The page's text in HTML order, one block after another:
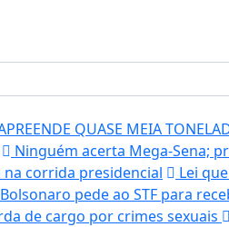
QUASE MEIA
Ninguém acerta Mega-Sena;
corrida presidencial
Lei
Bolsonaro pede ao STF para
de cargo por crimes sexuais